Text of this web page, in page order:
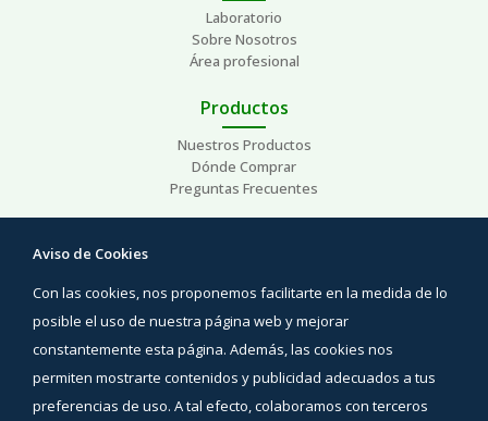
Laboratorio
Sobre Nosotros
Área profesional
Productos
Nuestros Productos
Dónde Comprar
Preguntas Frecuentes
Áreas de interés
Contacto
Síguenos
Facebook
Aviso de Cookies
Con las cookies, nos proponemos facilitarte en la medida de lo
posible el uso de nuestra página web y mejorar
constantemente esta página. Además, las cookies nos
permiten mostrarte contenidos y publicidad adecuados a tus
preferencias de uso. A tal efecto, colaboramos con terceros